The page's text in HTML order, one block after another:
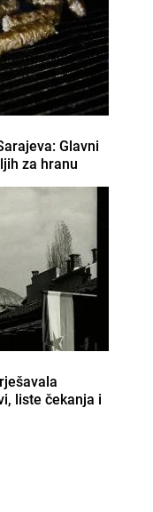
Glavni
za hranu
liste čekanja i